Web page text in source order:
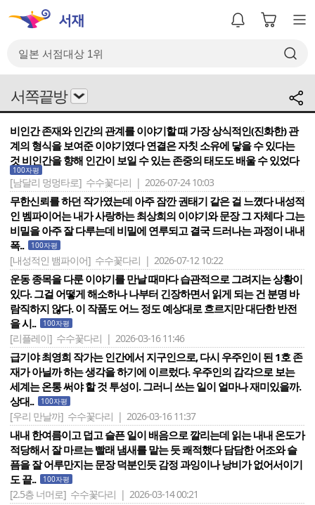
서쪽끝방
비인간 존재와 인간의 관계를 이야기할 때 가장 상식적인(진화한) 관
계의 형식을 보여준 이야기였다 연결은 자칫 소유에 닿을 수 있다는
것 비인간을 향해 인간이 보일 수 있는 존중의 태도도 배울 수 있었다
100자평
[남달리 멍멍타로] 수수꽃다리 | 2026-07-24 10:03
무한신뢰를 하던 작가였는데 아주 잠깐 권태기 같은 걸 느꼈다 내성적
인 벰파이어는 내가 사랑하는 최상희의 이야기와 문장 그 자체다 그는
비밀을 아주 잘 다루는데 비밀에 연루되고 결국 드러나는 과정이 내내
폭..
100자평
[내성적인 뱀파이어] 수수꽃다리 | 2026-07-12 10:22
운동 종목을 다룬 이야기를 만날 때마다 습관적으로 그려지는 상황이
있다. 그걸 어떻게 해소하나 나부터 긴장하면서 읽게 되는 건 분명 바
람직하지 않다. 이 작품도 어느 정도 예상대로 흐르지만 대단한 반전
을 시..
100자평
[리플레이] 수수꽃다리 | 2026-03-16 11:46
급기야 최영희 작가는 인간에서 지구인으로, 다시 우주인이 된 1호 존
재가 아닐까 하는 생각을 하기에 이르렀다. 우주인의 감각으로 보는
세계는 온통 써야 할 것 투성이. 그러니 쓰는 일이 얼마나 재미있을까.
상대..
100자평
[우리 만날까] 수수꽃다리 | 2026-03-16 11:37
내내 한여름이고 덥고 슬픈 일이 배음으로 깔리는데 읽는 내내 온도가
적당해서 잘 마르는 빨래 냄새를 맡는 듯 쾌적했다 담담한 어조와 슬
픔을 잘 어루만지는 문장 덕분인듯 감정 과잉이나 낭비가 없어서이기
도 끝..
100자평
[2.5층 너머로] 수수꽃다리 | 2026-03-14 00:21